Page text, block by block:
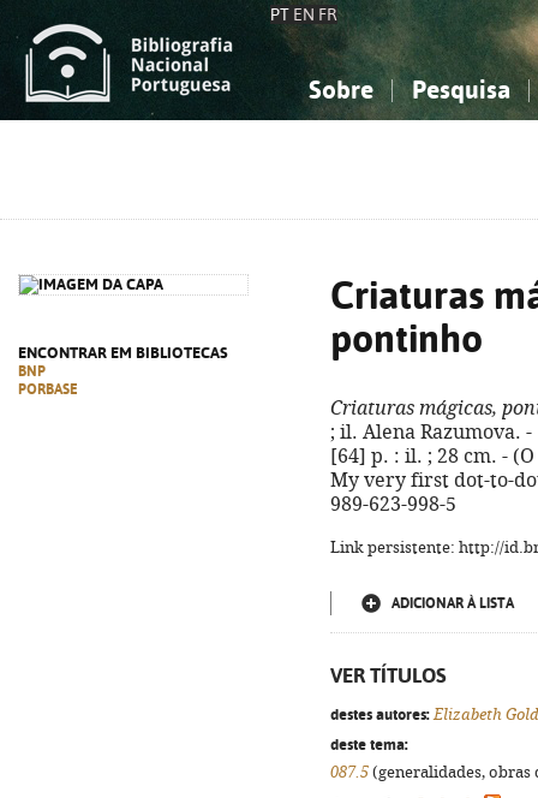
PT EN FR
Sobre Pesquisa
ENCONTRAR EM BIBLIOTECAS
BNP
PORBASE
Criaturas
pontinho
Criaturas mágicas,
; il. Alena Razumova. -
[64] p. : il. ; 28 cm. -
My very first dot-to-
989-623-998-5
Link persistente: http://
ADICIONAR À LISTA
VER TÍTULOS
destes autores: Elizabeth
deste tema:
087.5 (generalidades,